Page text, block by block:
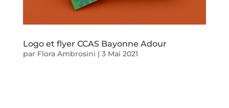
Logo et flyer CCAS Bayonne Adour
par Flora Ambrosini | 3 Mai 2021